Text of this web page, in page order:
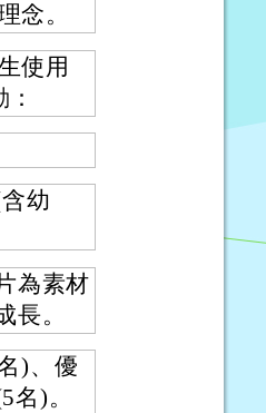
念。
使用
幼
為素材
長。
)、優
)。